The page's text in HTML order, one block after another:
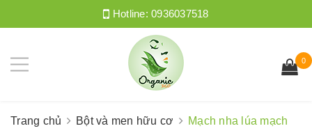
Hotline:0936037518
0
Trang chủ Bột và men hữu cơ
Mạch nha lúa mạch